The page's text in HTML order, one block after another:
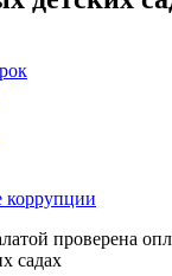
коррупции
проверена
садах